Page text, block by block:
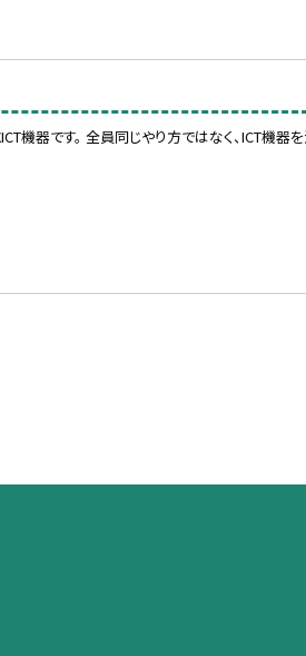
器です。 全員同じやり方ではなく、ICT機器を